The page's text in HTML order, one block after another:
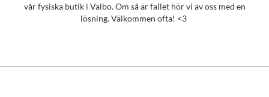
vår fysiska butik i Valbo. Om så är fallet hör vi av oss med en
lösning. Välkommen ofta! <3